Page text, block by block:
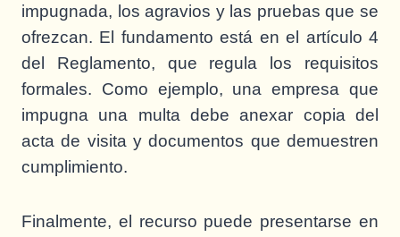
impugnada, los agravios y las pruebas que se
ofrezcan. El fundamento está en el artículo 4
del Reglamento, que regula los requisitos
formales. Como ejemplo, una empresa que
impugna una multa debe anexar copia del
acta de visita y documentos que demuestren
cumplimiento.
Finalmente, el recurso puede presentarse en